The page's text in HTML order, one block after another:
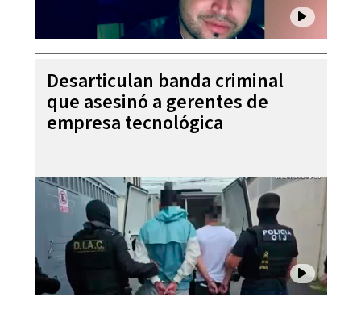
Desarticulan banda criminal
que asesinó a gerentes de
empresa tecnológica